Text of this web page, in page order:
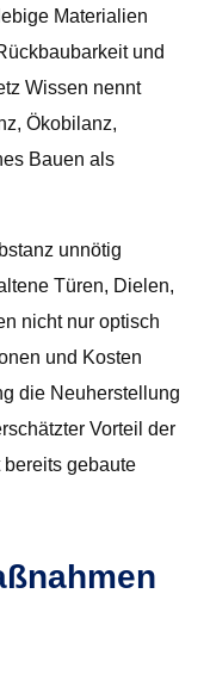
Materialien
und
Wissen nennt
Ökobilanz,
Bauen als
unnötig
Türen, Dielen,
nicht nur optisch
und Kosten
die Neuherstellung
Vorteil der
gebaute